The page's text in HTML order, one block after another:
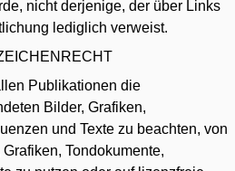
nicht derjenige, der über Links
lediglich verweist.
Publikationen die
Bilder, Grafiken,
und Texte zu beachten, von
Tondokumente,